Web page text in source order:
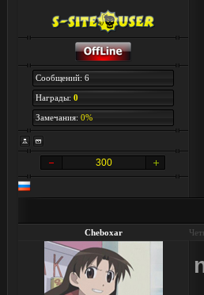
Сообщений: 6
Награды: 0
Замечания: 0%
300
Cheboxar